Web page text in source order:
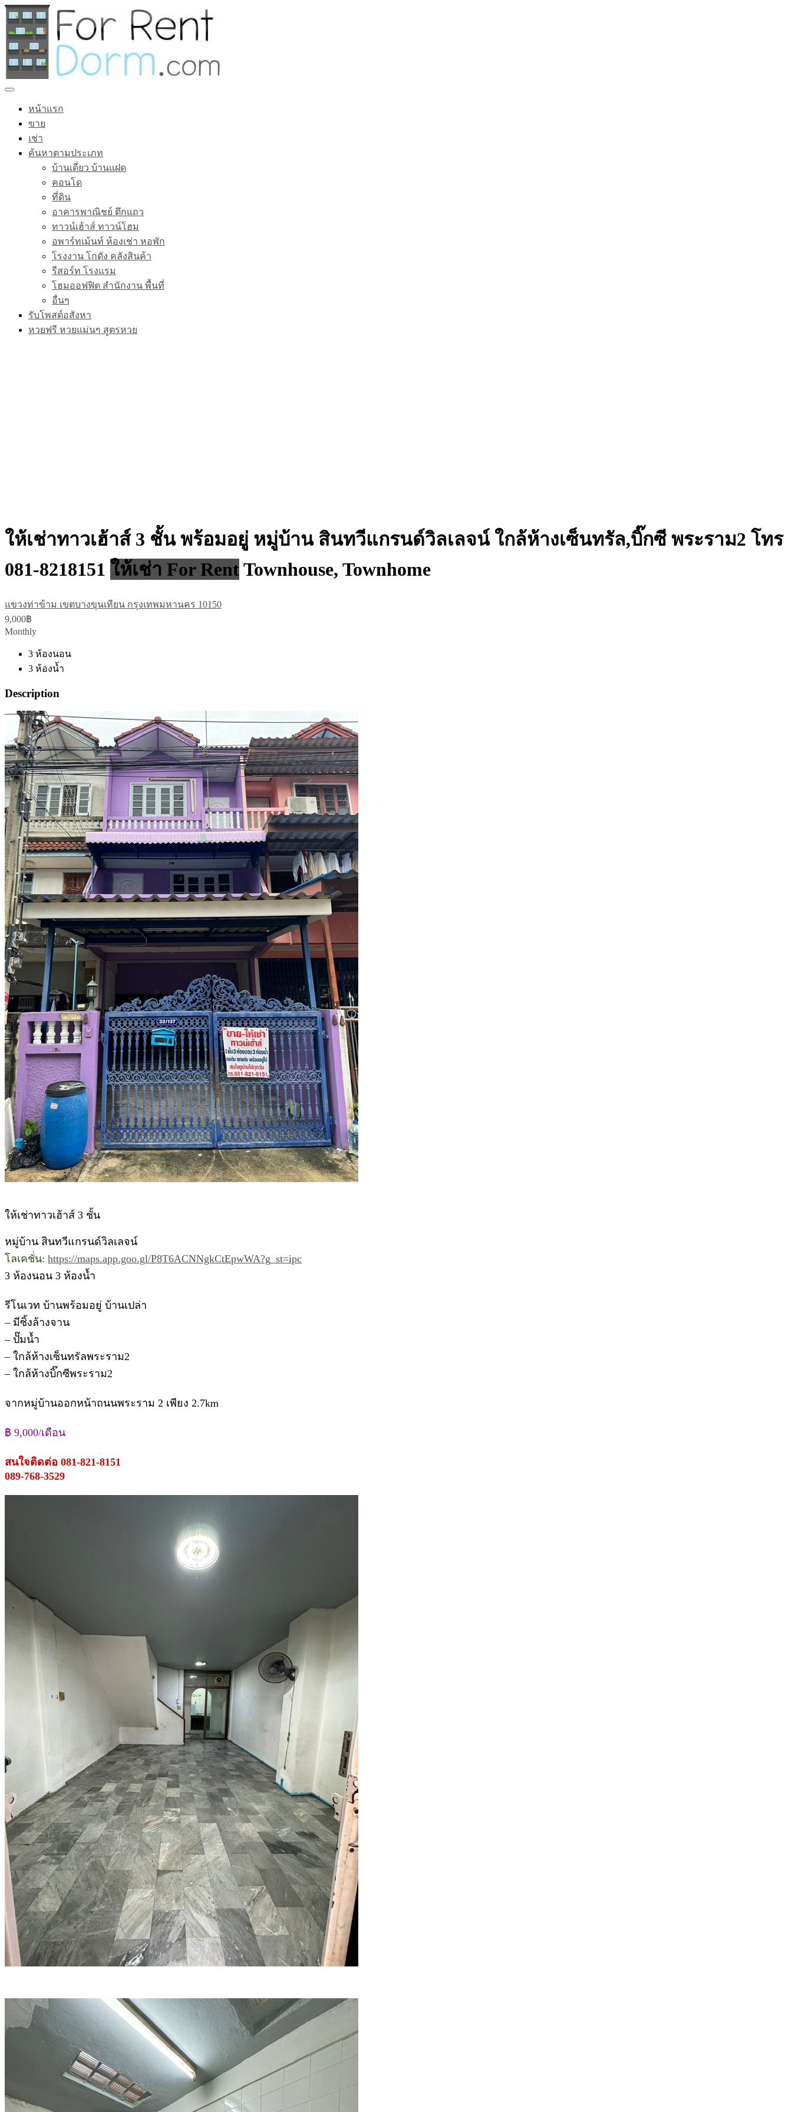
หน้าแรก
ขาย
เช่า
ค้นหาตามประเภท
บ้านเดี่ยว บ้านแฝด
คอนโด
ที่ดิน
อาคารพาณิชย์ ตึกแถว
ทาวน์เฮ้าส์ ทาวน์โฮม
อพาร์ทเม้นท์ ห้องเช่า หอพัก
โรงงาน โกดัง คลังสินค้า
รีสอร์ท โรงแรม
โฮมออฟฟิต สำนักงาน พื้นที่
อื่นๆ
รับโพสต์อสังหา
หวยฟรี หวยแม่นๆ สูตรหวย
ให้เช่าทาวเฮ้าส์ 3 ชั้น พร้อมอยู่ หมู่บ้าน สินทวีแกรนด์วิลเลจน์ ใกล้ห้างเซ็นทรัล,บิ๊กซี พระราม2 โทร
081-8218151 ให้เช่า For RentTownhouse, Townhome
แขวงท่าข้าม เขตบางขุนเทียน กรุงเทพมหานคร 10150
9,000฿
Monthly
3 ห้องนอน
3 ห้องน้ำ
Description
ให้เช่าทาวเฮ้าส์ 3 ชั้น
หมู่บ้าน สินทวีแกรนด์วิลเลจน์
โลเคชั่น: https://maps.app.goo.gl/P8T6ACNNgkCtEpwWA?g_st=ipc
3 ห้องนอน 3 ห้องน้ำ
รีโนเวท บ้านพร้อมอยู่ บ้านเปล่า
– มีซิ้งล้างจาน
– ปั๊มน้ำ
– ใกล้ห้างเซ็นทรัลพระราม2
– ใกล้ห้างบิ๊กซีพระราม2
จากหมู่บ้านออกหน้าถนนพระราม 2 เพียง 2.7km
฿ 9,000/เดือน
สนใจติดต่อ 081-821-8151
089-768-3529